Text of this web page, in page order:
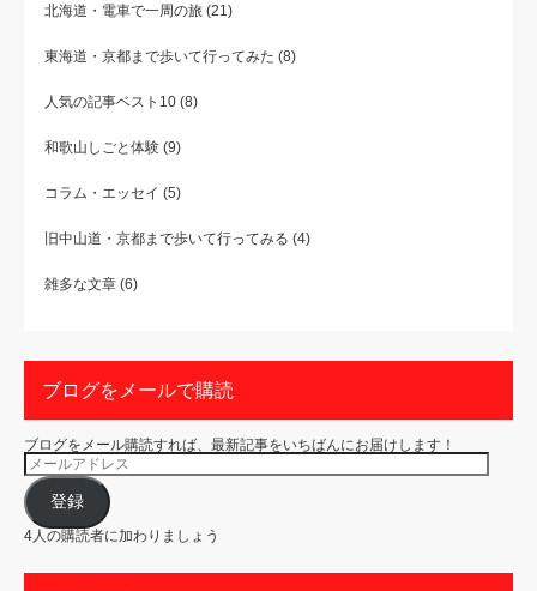
北海道・電車で一周の旅 (21)
東海道・京都まで歩いて行ってみた (8)
人気の記事ベスト10 (8)
和歌山しごと体験 (9)
コラム・エッセイ (5)
旧中山道・京都まで歩いて行ってみる (4)
雑多な文章 (6)
ブログをメールで購読
ブログをメール購読すれば、最新記事をいちばんにお届けします！
メ
ー
ル
ア
ド
レ
ス
登録
4人の購読者に加わりましょう